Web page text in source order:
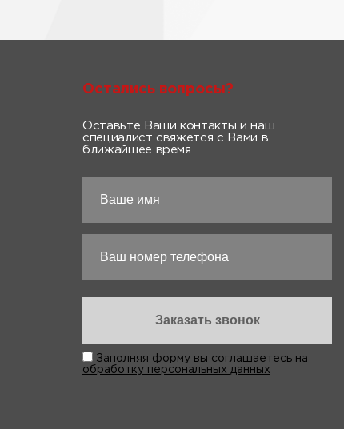
Остались вопросы?
Оставьте Ваши контакты и наш
специалист свяжется с Вами в
ближайшее время
Заполняя форму вы соглашаетесь на
обработку персональных данных